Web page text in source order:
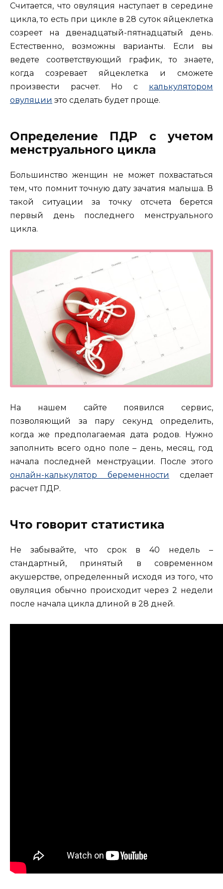
Считается, что овуляция наступает в середине
цикла, то есть при цикле в 28 суток яйцеклетка
созреет на двенадцатый-пятнадцатый день.
Естественно, возможны варианты. Если вы
ведете соответствующий график, то знаете,
когда созревает яйцеклетка и сможете
произвести расчет. Но с калькулятором
овуляции это сделать будет проще.
Определение ПДР с учетом
менструального цикла
Большинство женщин не может похвастаться
тем, что помнит точную дату зачатия малыша. В
такой ситуации за точку отсчета берется
первый день последнего менструального
цикла.
На нашем сайте появился сервис,
позволяющий за пару секунд определить,
когда же предполагаемая дата родов. Нужно
заполнить всего одно поле – день, месяц, год
начала последней менструации. После этого
онлайн-калькулятор беременности
сделает
расчет ПДР.
Что говорит статистика
Не забывайте, что срок в 40 недель –
стандартный, принятый в современном
акушерстве, определенный исходя из того, что
овуляция обычно происходит через 2 недели
после начала цикла длиной в 28 дней.